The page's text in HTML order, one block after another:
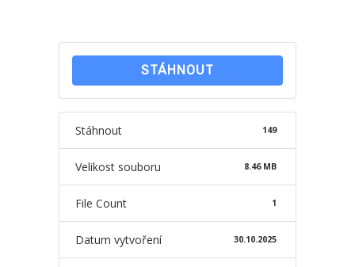
-- Školní vzdělávací program ZŠ
-- Fotogalerie ZŠ
-- Uspořádání dne MŠ
-- Učitelé MŠ
-- Organizace školního roku MŠ
STÁHNOUT
Stáhnout 149
Velikost souboru 8.46 MB
File Count 1
Datum vytvoření 30.10.2025